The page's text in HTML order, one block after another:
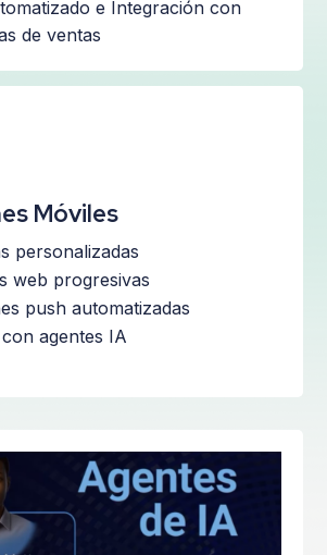
e Integración con
de ventas
Móviles
personalizadas
web progresivas
push automatizadas
agentes IA